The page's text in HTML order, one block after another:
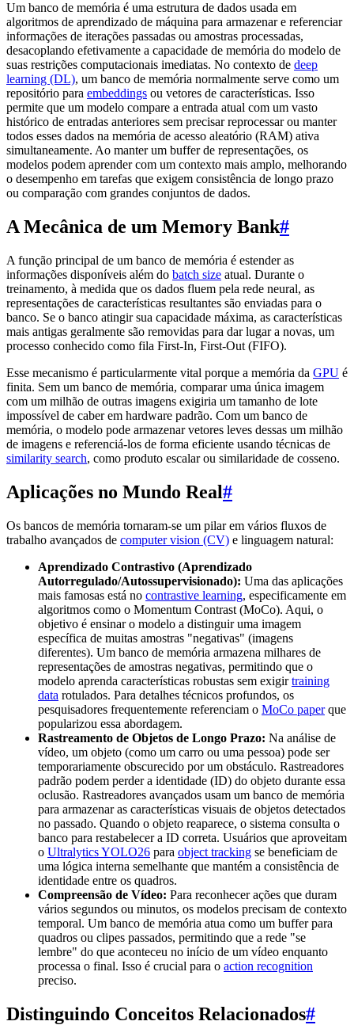
Um banco de memória é uma estrutura de dados usada em
algoritmos de aprendizado de máquina para armazenar e referenciar
informações de iterações passadas ou amostras processadas,
desacoplando efetivamente a capacidade de memória do modelo de
suas restrições computacionais imediatas. No contexto de deep
learning (DL), um banco de memória normalmente serve como um
repositório para embeddings ou vetores de características. Isso
permite que um modelo compare a entrada atual com um vasto
histórico de entradas anteriores sem precisar reprocessar ou manter
todos esses dados na memória de acesso aleatório (RAM) ativa
simultaneamente. Ao manter um buffer de representações, os
modelos podem aprender com um contexto mais amplo, melhorando
o desempenho em tarefas que exigem consistência de longo prazo
ou comparação com grandes conjuntos de dados.
A Mecânica de um Memory Bank#
A função principal de um banco de memória é estender as
informações disponíveis além do batch size atual. Durante o
treinamento, à medida que os dados fluem pela rede neural, as
representações de características resultantes são enviadas para o
banco. Se o banco atingir sua capacidade máxima, as características
mais antigas geralmente são removidas para dar lugar a novas, um
processo conhecido como fila First-In, First-Out (FIFO).
Esse mecanismo é particularmente vital porque a memória da GPU é
finita. Sem um banco de memória, comparar uma única imagem
com um milhão de outras imagens exigiria um tamanho de lote
impossível de caber em hardware padrão. Com um banco de
memória, o modelo pode armazenar vetores leves dessas um milhão
de imagens e referenciá-los de forma eficiente usando técnicas de
similarity search, como produto escalar ou similaridade de cosseno.
Aplicações no Mundo Real#
Os bancos de memória tornaram-se um pilar em vários fluxos de
trabalho avançados de computer vision (CV) e linguagem natural:
Aprendizado Contrastivo (Aprendizado
Autorregulado/Autossupervisionado): Uma das aplicações
mais famosas está no contrastive learning, especificamente em
algoritmos como o Momentum Contrast (MoCo). Aqui, o
objetivo é ensinar o modelo a distinguir uma imagem
específica de muitas amostras "negativas" (imagens
diferentes). Um banco de memória armazena milhares de
representações de amostras negativas, permitindo que o
modelo aprenda características robustas sem exigirtraining
data rotulados. Para detalhes técnicos profundos, os
pesquisadores frequentemente referenciam o MoCo paperque
popularizou essa abordagem.
Rastreamento de Objetos de Longo Prazo: Na análise de
vídeo, um objeto (como um carro ou uma pessoa) pode ser
temporariamente obscurecido por um obstáculo. Rastreadores
padrão podem perder a identidade (ID) do objeto durante essa
oclusão. Rastreadores avançados usam um banco de memória
para armazenar as características visuais de objetos detectados
no passado. Quando o objeto reaparece, o sistema consulta o
banco para restabelecer a ID correta. Usuários que aproveitam
o Ultralytics YOLO26 para object tracking se beneficiam de
uma lógica interna semelhante que mantém a consistência de
identidade entre os quadros.
Compreensão de Vídeo: Para reconhecer ações que duram
vários segundos ou minutos, os modelos precisam de contexto
temporal. Um banco de memória atua como um buffer para
quadros ou clipes passados, permitindo que a rede "se
lembre" do que aconteceu no início de um vídeo enquanto
processa o final. Isso é crucial para o action recognition
preciso.
Distinguindo Conceitos Relacionados#